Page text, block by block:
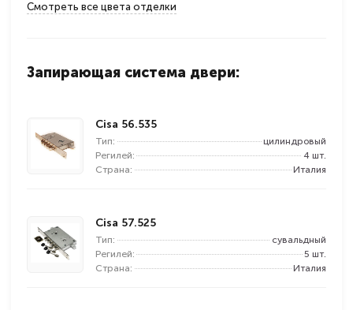
Смотреть все цвета отделки
Запирающая система двери:
Cisa 56.535
Тип:
цилиндровый
Регилей:
4 шт.
Страна:
Италия
Cisa 57.525
Тип:
сувальдный
Регилей:
5 шт.
Страна:
Италия